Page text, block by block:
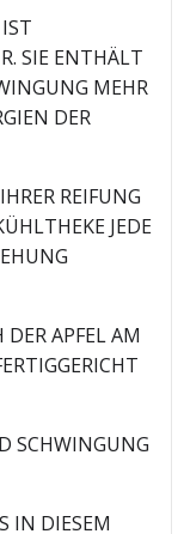
SIE ENTHÄLT
MEHR
DER
REIFUNG
JEDE
APFEL AM
SCHWINGUNG
IN DIESEM